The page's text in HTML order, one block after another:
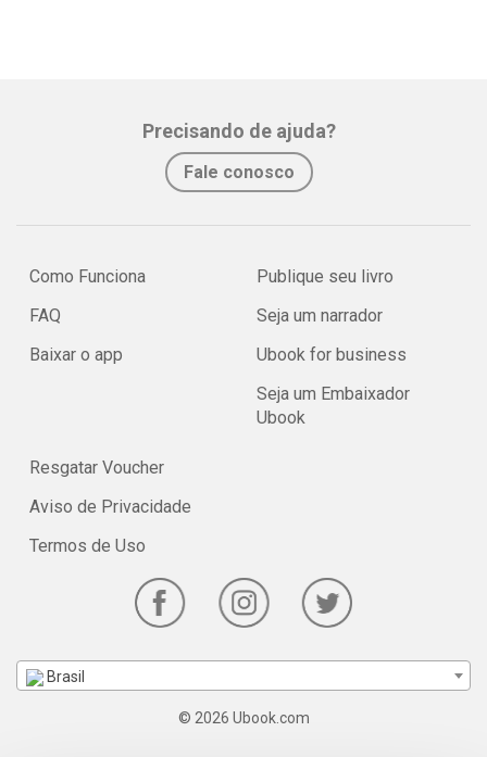
Precisando de ajuda?
Fale conosco
Como Funciona
FAQ
Baixar o app
Publique seu livro
Seja um narrador
Ubook for business
Seja um Embaixador
Ubook
Resgatar Voucher
Aviso de Privacidade
Termos de Uso
Brasil
© 2026 Ubook.com